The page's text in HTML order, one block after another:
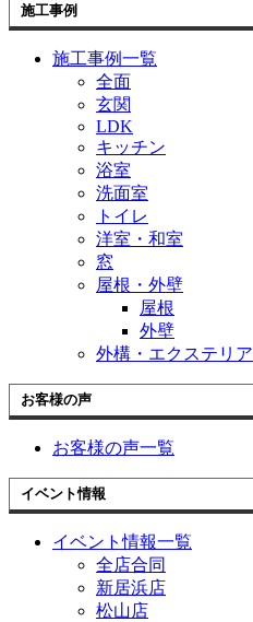
施工事例
施工事例一覧
全面
玄関
LDK
キッチン
浴室
洗面室
トイレ
洋室・和室
窓
屋根・外壁
屋根
外壁
外構・エクステリア
お客様の声
お客様の声一覧
イベント情報
イベント情報一覧
全店合同
新居浜店
松山店